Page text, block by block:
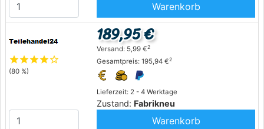
Warenkorb
starstarstarstarstar_outline
(80 %)
Lieferzeit: 2 - 4 Werktage
Zustand: Fabrikneu
189,95 €
Versand: 5,99 €2
Gesamtpreis: 195,94 €2
Warenkorb